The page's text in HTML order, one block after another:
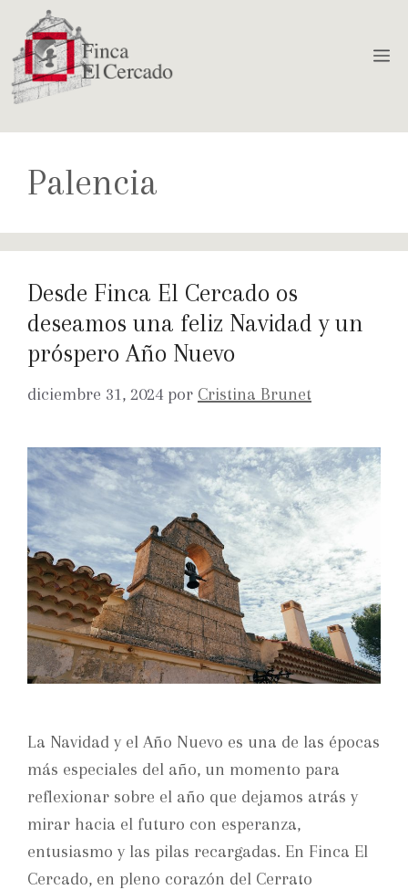
Palencia
Desde Finca El Cercado os
deseamos una feliz Navidad y un
próspero Año Nuevo
diciembre 31, 2024 por Cristina Brunet
La Navidad y el Año Nuevo es una de las épocas
más especiales del año, un momento para
reflexionar sobre el año que dejamos atrás y
mirar hacia el futuro con esperanza,
entusiasmo y las pilas recargadas. En Finca El
Cercado, en pleno corazón del Cerrato